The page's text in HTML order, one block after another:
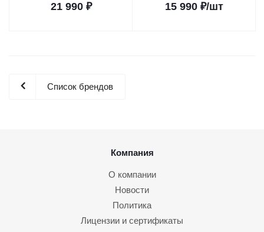
21 990₽ 15 990 ₽/шт
Список брендов
Компания
О компании
Новости
Политика
Лицензии и сертификаты